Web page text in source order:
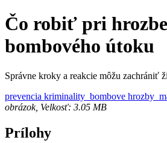
Čo robiť pri hrozbe
bombového útoku
Správne kroky a reakcie môžu zachrániť
prevencia kriminality_bombove
obrázok, Velkosť: 3.05 MB
Prílohy